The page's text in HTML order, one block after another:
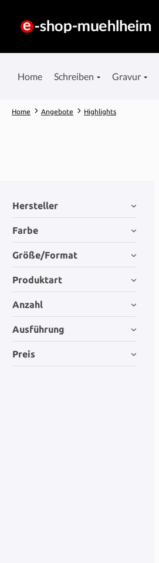
Home Schreiben Gravur
Home Angebote Highlights
Hersteller
Farbe
Größe/Format
Produktart
Anzahl
Ausführung
Preis